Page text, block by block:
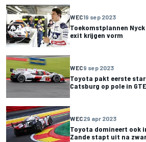
WEC19 sep 2023
Toekomstplannen Nyck
exit krijgen vorm
WEC9 sep 2023
Toyota pakt eerste
Catsburg op pole in
WEC29 apr 2023
Toyota domineert ook
Zande stapt uit na